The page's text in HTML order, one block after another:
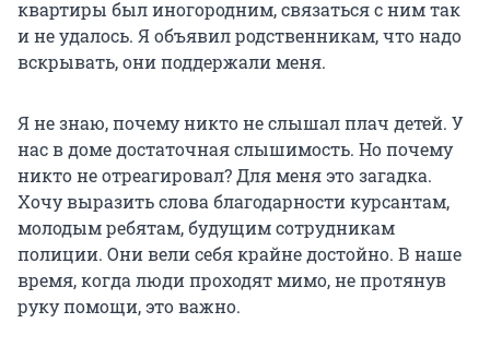
квартиры был иногородним, связаться с ним так
и не удалось. Я объявил родственникам, что надо
вскрывать, они поддержали меня.
Я не знаю, почему никто не слышал плач детей. У
нас в доме достаточная слышимость. Но почему
никто не отреагировал? Для меня это загадка.
Хочу выразить слова благодарности курсантам,
молодым ребятам, будущим сотрудникам
полиции. Они вели себя крайне достойно. В наше
время, когда люди проходят мимо, не протянув
руку помощи, это важно.